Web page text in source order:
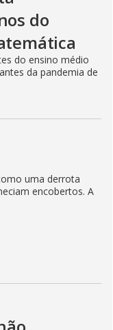
do
do ensino médio
da pandemia de
uma derrota
encobertos. A